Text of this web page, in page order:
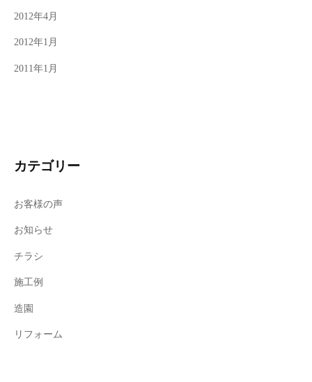
2012年4月
2012年1月
2011年1月
カテゴリー
お客様の声
お知らせ
チラシ
施工例
造園
リフォーム